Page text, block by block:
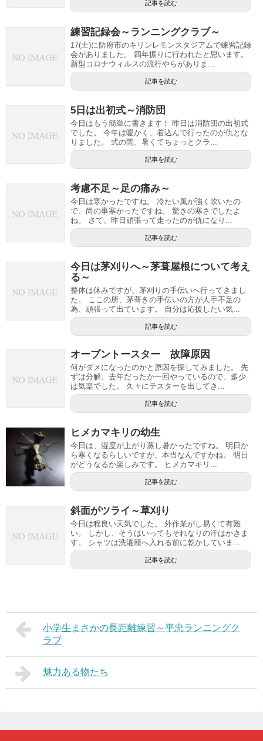
記事を読む
練習記録会～ランニングクラブ～
17(土)に防府市のキリンレモンスタジアムで練習記録
会がありました。 四年振りに行われたと思います。
新型コロナウィルスの流行やらがありま...
記事を読む
5日は出初式～消防団
今日はもう簡単に書きます！ 昨日は消防団の出初式
でした。 今年は暖かく、着込んで行ったのが仇とな
りました。 式の間、暑くてちょっとクラ...
記事を読む
考慮不足～足の痛み～
今日は寒かったですね。 冷たい風が強く吹いたの
で、尚の事寒かったですね。 驚きの寒さでしたよ
ね。 さて、昨日頑張って走ったのが仇になり...
記事を読む
今日は茅刈りへ～茅葺屋根について考え
る～
整体は休みですが、茅刈りの手伝いへ行ってきまし
た。 ここの所、茅葺きの手伝いの方が人手不足の
為、頑張って出ています。 自分は応援したい気...
記事を読む
オーブントースター 故障原因
何がダメになったのかと原因を探してみました。 先
ずは分解。去年だったか一回やっているので、多少
は気楽でした。 久々にテスターを出してき...
記事を読む
ヒメカマキリの幼生
今日は、湿度が上がり蒸し暑かったですね。 明日か
ら寒くなるらしいですが、本当なんですかね。 明日
がどうなるか楽しみです。 ヒメカマキリ...
記事を読む
斜面がツライ～草刈り
今日は程良い天気でした。 外作業がし易くて有難
い。 しかし、そうはいってもそれなりの汗はかきま
す。 シャツは洗濯籠へ入れる前に乾かしていま...
記事を読む
小学生まさかの長距離練習～平忠ランニングク
ラブ
魅力ある物たち